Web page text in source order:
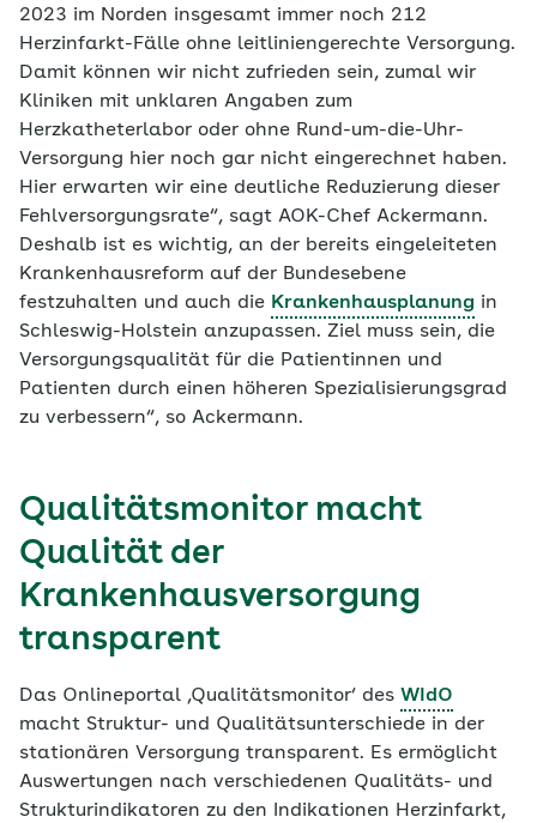
2023 im Norden insgesamt immer noch 212
Herzinfarkt-Fälle ohne leitliniengerechte Versorgung.
Damit können wir nicht zufrieden sein, zumal wir
Kliniken mit unklaren Angaben zum
Herzkatheterlabor oder ohne Rund-um-die-Uhr-
Versorgung hier noch gar nicht eingerechnet haben.
Hier erwarten wir eine deutliche Reduzierung dieser
Fehlversorgungsrate“, sagt AOK-Chef Ackermann.
Deshalb ist es wichtig, an der bereits eingeleiteten
Krankenhausreform auf der Bundesebene
festzuhalten und auch die Krankenhausplanung in
Schleswig-Holstein anzupassen. Ziel muss sein, die
Versorgungsqualität für die Patientinnen und
Patienten durch einen höheren Spezialisierungsgrad
zu verbessern“, so Ackermann.
Qualitätsmonitor macht
Qualität der
Krankenhausversorgung
transparent
Das Onlineportal ‚Qualitätsmonitor‘ des WIdO
macht Struktur- und Qualitätsunterschiede in der
stationären Versorgung transparent. Es ermöglicht
Auswertungen nach verschiedenen Qualitäts- und
Strukturindikatoren zu den Indikationen Herzinfarkt,